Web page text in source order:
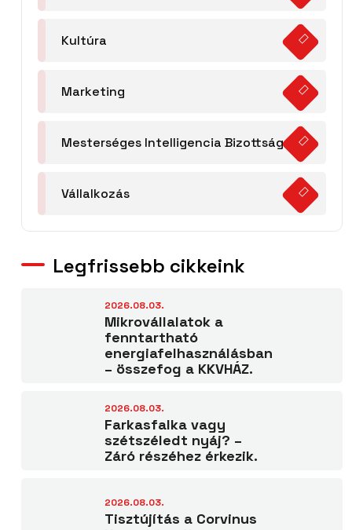
Kultúra
Marketing
Mesterséges Intelligencia Bizottság
Vállalkozás
Legfrissebb cikkeink
2026.08.03.
Mikrovállalatok a
fenntartható
energiafelhasználásban
– összefog a KKVHÁZ.
2026.08.03.
Farkasfalka vagy
szétszéledt nyáj? –
Záró részéhez érkezik.
2026.08.03.
Tisztújítás a Corvinus